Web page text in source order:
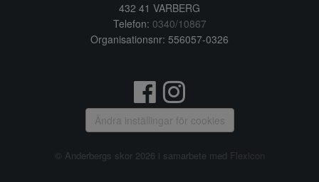
432 41 VARBERG
Telefon: 0340/10867
Organisationsnr: 556057-0326
Ändra inställingar för cookies
© Anderbergs skor 2026 i samarbete med Flexicon